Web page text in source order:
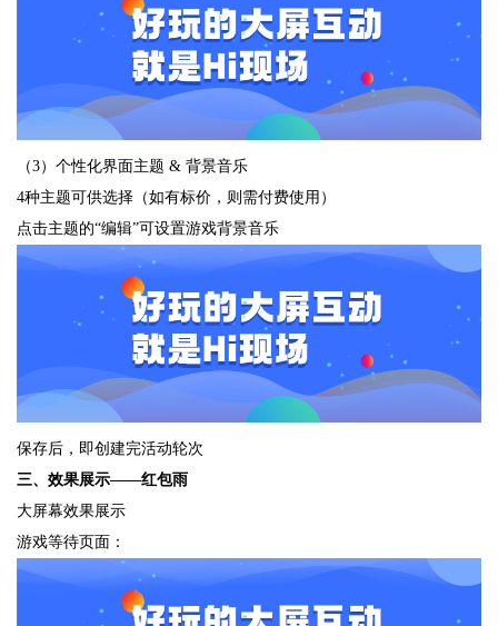
（3）个性化界面主题 & 背景音乐
4种主题可供选择（如有标价，则需付费使用）
点击主题的“编辑”可设置游戏背景音乐
保存后，即创建完活动轮次
三、效果展示——红包雨
大屏幕效果展示
游戏等待页面：